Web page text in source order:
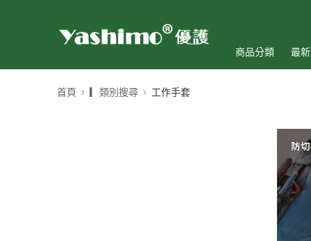
商品分類 最
首頁 ▎類別搜尋 工作手套